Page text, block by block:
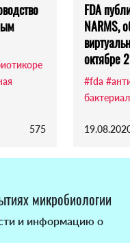
575
FDA
NARMS,
октябре
#fda
микробиологии
и информацию о